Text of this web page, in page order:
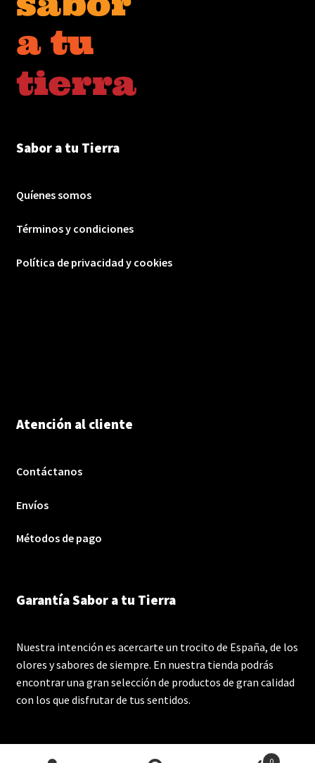
Sabor a tu Tierra
Quíenes somos
Términos y condiciones
Política de privacidad y cookies
Atención al cliente
Contáctanos
Envíos
Métodos de pago
Garantía Sabor a tu Tierra
Nuestra intención es acercarte un trocito de España, de los
olores y sabores de siempre. En nuestra tienda podrás
encontrar una gran selección de productos de gran calidad
con los que disfrutar de tus sentidos.